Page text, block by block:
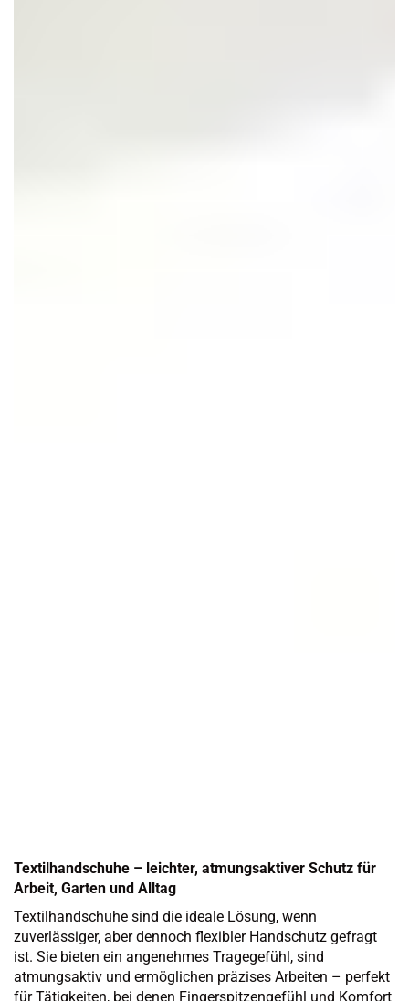
Textilhandschuhe – leichter, atmungsaktiver Schutz für
Arbeit, Garten und Alltag
Textilhandschuhe sind die ideale Lösung, wenn
zuverlässiger, aber dennoch flexibler Handschutz gefragt
ist. Sie bieten ein angenehmes Tragegefühl, sind
atmungsaktiv und ermöglichen präzises Arbeiten – perfekt
für Tätigkeiten, bei denen Fingerspitzengefühl und Komfort